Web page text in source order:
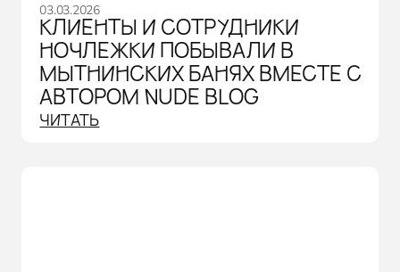
03.03.2026
КЛИЕНТЫ И СОТРУДНИКИ
НОЧЛЕЖКИ ПОБЫВАЛИ В
МЫТНИНСКИХ БАНЯХ ВМЕСТЕ С
АВТОРОМ NUDE BLOG
ЧИТАТЬ